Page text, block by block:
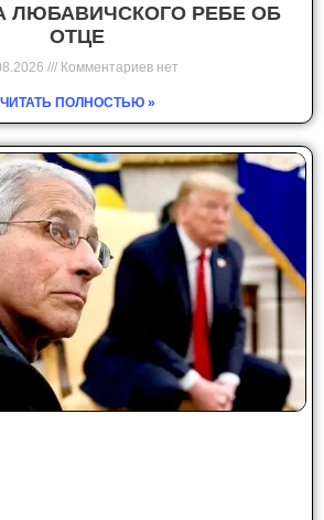
ЛЮБАВИЧСКОГО РЕБЕ ОБ
ОТЦЕ
Комментариев нет
ЧИТАТЬ ПОЛНОСТЬЮ »